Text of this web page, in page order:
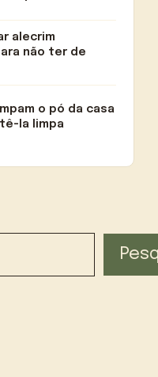
alecrim
não ter de
o pó da casa
la limpa